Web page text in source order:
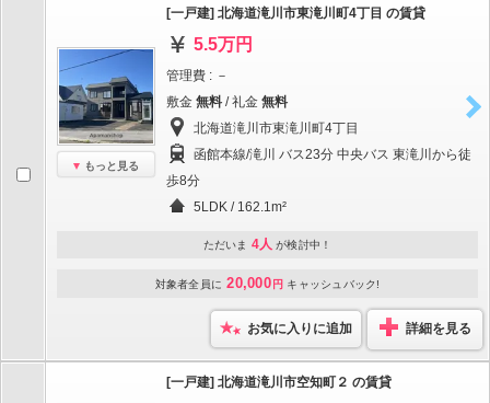
もっと見る
[一戸建] 北海道滝川市東滝川町4丁目 の賃貸
5.5万円
管理費 : －
敷金 無料 / 礼金 無料
北海道滝川市東滝川町4丁目
函館本線/滝川 バス23分 中央バス 東滝川から徒
歩8分
5LDK / 162.1m²
ただいま 4人 が検討中！
対象者全員に 20,000 円 キャッシュバック!
お気に入りに追加 詳細を見る
[一戸建] 北海道滝川市空知町２ の賃貸